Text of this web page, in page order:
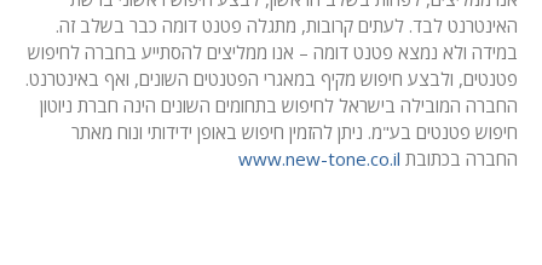
האינטרנט לבד. לעתים קרובות, מתגלה פטנט דומה כבר בשלב זה.
במידה ולא נמצא פטנט דומה – אנו ממליצים להסתייע בחברה לחיפוש
פטנטים, ולבצע חיפוש מקיף במאגרי הפטנטים השונים, ואף באינטרנט.
החברה המובילה בישראל לחיפוש בתחומים השונים הינה חברת ניוטון
חיפוש פטנטים בע"מ. ניתן להזמין חיפוש באופן ידידותי ונוח מאתר
החברה בכתובת www.new-tone.co.il